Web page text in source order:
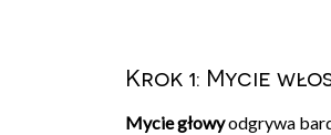
Krok 1: Mycie
Mycie głowyodgrywa